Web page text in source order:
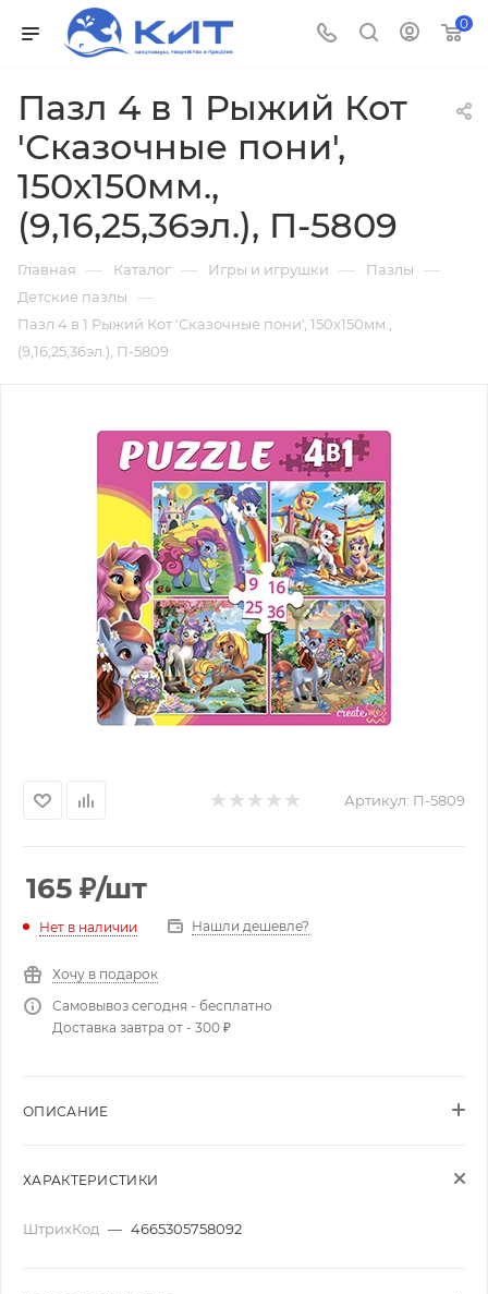
0
Пазл 4 в 1 Рыжий Кот
'Сказочные пони',
150х150мм.,
(9,16,25,36эл.), П-5809
Главная — Каталог — Игры и игрушки — Пазлы —
Детские пазлы —
Пазл 4 в 1 Рыжий Кот 'Сказочные пони', 150х150мм.,
(9,16,25,36эл.), П-5809
Артикул: П-5809
165 ₽/шт
Нет в наличии Нашли дешевле?
Хочу в подарок
Самовывоз сегодня - бесплатно
Доставка завтра от - 300 ₽
ОПИСАНИЕ
ХАРАКТЕРИСТИКИ
ШтрихКод — 4665305758092